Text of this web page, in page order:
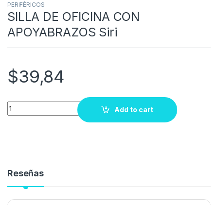
PERIFÉRICOS
SILLA DE OFICINA CON
APOYABRAZOS Siri
$39,84
Quantity
Add to cart
Reseñas